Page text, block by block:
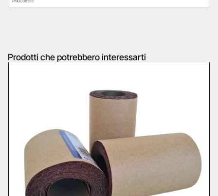
Prodotti che potrebbero interessarti